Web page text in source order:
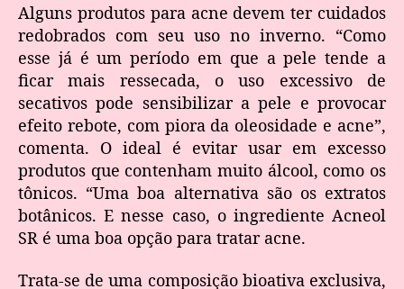
Alguns produtos para acne devem ter cuidados
redobrados com seu uso no inverno. “Como
esse já é um período em que a pele tende a
ficar mais ressecada, o uso excessivo de
secativos pode sensibilizar a pele e provocar
efeito rebote, com piora da oleosidade e acne”,
comenta. O ideal é evitar usar em excesso
produtos que contenham muito álcool, como os
tônicos. “Uma boa alternativa são os extratos
botânicos. E nesse caso, o ingrediente Acneol
SR é uma boa opção para tratar acne.
Trata-se de uma composição bioativa exclusiva,